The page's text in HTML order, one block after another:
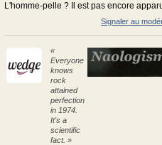
L'homme-pelle ? Il est pas encore
Signaler au
«
Everyone
knows
rock
attained
perfection
in 1974.
It's a
scientific
fact. »